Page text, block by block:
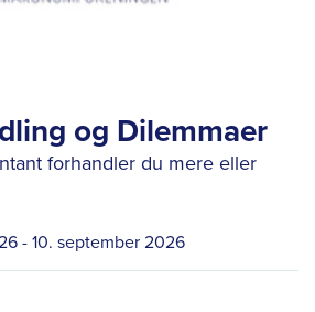
og Dilemmaer
forhandler du mere eller
-10. september 2026